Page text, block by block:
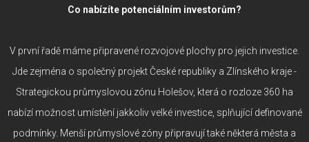
Co nabízíte potenciálním investorům?
V první řadě máme připravené rozvojové plochy pro jejich investice.
Jde zejména o společný projekt České republiky a Zlínského kraje -
Strategickou průmyslovou zónu Holešov, která o rozloze 360 ha
nabízí možnost umístění jakkoliv velké investice, splňující definované
podmínky. Menší průmyslové zóny připravují také některá města a